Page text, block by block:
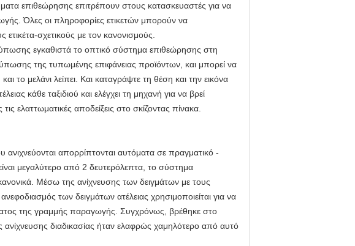
επιθεώρησης επιτρέπουν στους κατασκευαστές για να
Όλες οι πληροφορίες ετικετών μπορούν να
σχετικούς με τον κανονισμούς.
εγκαθιστά το οπτικό σύστημα επιθεώρησης στη
της τυπωμένης επιφάνειας προϊόντων, και μπορεί να
το μελάνι λείπει. Και καταγράψτε τη θέση και την εικόνα
κάθε ταξιδιού και ελέγχει τη μηχανή για να βρεί
ελαττωματικές αποδείξεις στο σκίζοντας πίνακα.
απορρίπτονται αυτόματα σε πραγματικό -
μεγαλύτερο από 2 δευτερόλεπτα, το σύστημα
Μέσω της ανίχνευσης των δειγμάτων με τους
των δειγμάτων ατέλειας χρησιμοποιείται για να
της γραμμής παραγωγής. Συγχρόνως, βρέθηκε στο
διαδικασίας ήταν ελαφρώς χαμηλότερο από αυτό